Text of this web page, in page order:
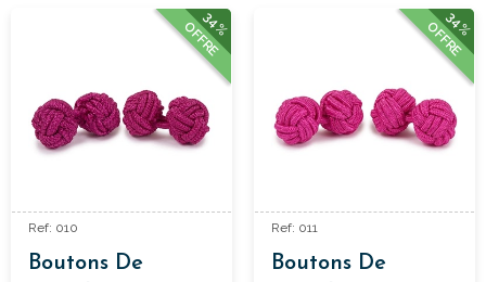
34%
OFFRE
Ref: 010
Boutons De
34%
OFFRE
Ref: 011
Boutons De